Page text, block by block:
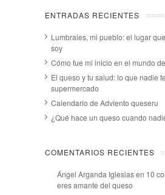
ENTRADAS RECIENTES
Lumbrales, mi pueblo: el lugar
soy
Cómo fue mi inicio en el mundo
El queso y tu salud: lo que nadie
supermercado
Calendario de Adviento queseru
¿Qué hace un queso cuando
COMENTARIOS RECIENTES
Ángel Arganda Iglesiasen 10
eres amante del queso